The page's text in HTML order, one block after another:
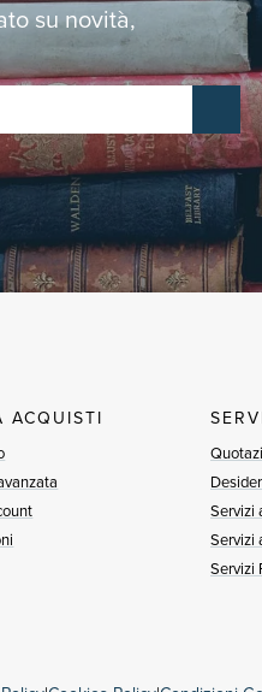
su novità,
ACQUISTI
Servizi
Servizi
Servizi